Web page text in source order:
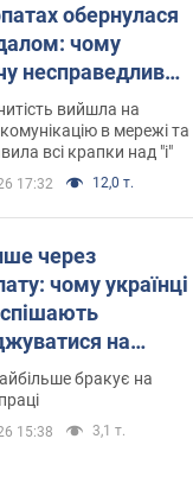
обернулася
чому
несправедливо
вийшла на
в мережі та
всі крапки над "і"
17:32 12,0 т.
через
чому українці
на
бракує на
15:38 3,1 т.